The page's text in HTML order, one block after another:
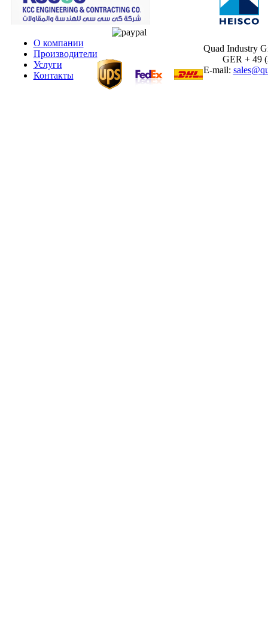
О компании
Производители
Услуги
Контакты
Quad Industry
GER + 49
E-mail: